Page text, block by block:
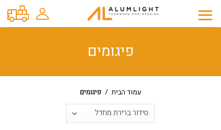
content
פיגומים
עמוד הבית / פיגומים